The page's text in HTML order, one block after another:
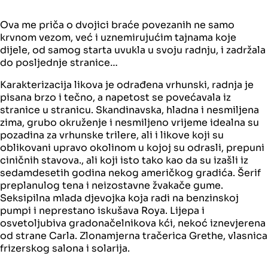
Ova me priča o dvojici braće povezanih ne samo
krvnom vezom, već i uznemirujućim tajnama koje
dijele, od samog starta uvukla u svoju radnju, i zadržala
do posljednje stranice…
Karakterizacija likova je odrađena vrhunski, radnja je
pisana brzo i tečno, a napetost se povećavala iz
stranice u stranicu. Skandinavska, hladna i nesmiljena
zima, grubo okruženje i nesmiljeno vrijeme idealna su
pozadina za vrhunske trilere, ali i likove koji su
oblikovani upravo okolinom u kojoj su odrasli, prepuni
ciničnih stavova., ali koji isto tako kao da su izašli iz
sedamdesetih godina nekog američkog gradića. Šerif
preplanulog tena i neizostavne žvakače gume.
Seksipilna mlada djevojka koja radi na benzinskoj
pumpi i neprestano iskušava Roya. Lijepa i
osvetoljubiva gradonačelnikova kći, nekoć iznevjerena
od strane Carla. Zlonamjerna tračerica Grethe, vlasnica
frizerskog salona i solarija.